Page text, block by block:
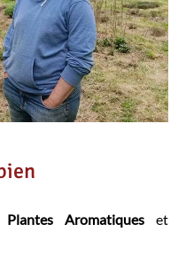
Plantes Aromatiques et